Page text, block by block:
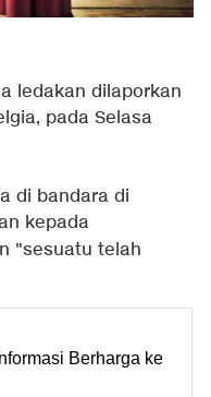
ledakan dilaporkan
pada Selasa
di bandara di
kepada
"sesuatu telah
Berharga ke